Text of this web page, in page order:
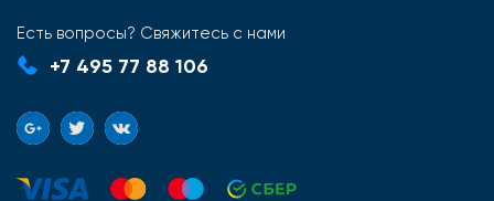
Есть вопросы? Свяжитесь с нами
+7 495 77 88 106